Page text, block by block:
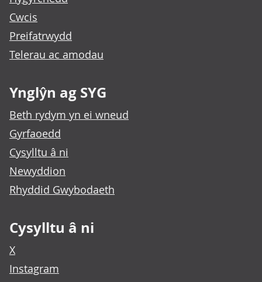
Cwcis
Preifatrwydd
Telerau ac amodau
Ynglŷn ag SYG
Beth rydym yn ei wneud
Gyrfaoedd
Cysylltu â ni
Newyddion
Rhyddid Gwybodaeth
Cysylltu â ni
X
Instagram